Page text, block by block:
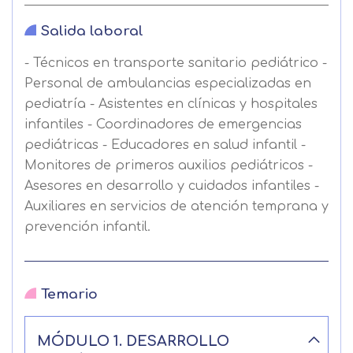
Salida laboral
- Técnicos en transporte sanitario pediátrico -
Personal de ambulancias especializadas en
pediatría - Asistentes en clínicas y hospitales
infantiles - Coordinadores de emergencias
pediátricas - Educadores en salud infantil -
Monitores de primeros auxilios pediátricos -
Asesores en desarrollo y cuidados infantiles -
Auxiliares en servicios de atención temprana y
prevención infantil.
Temario
MÓDULO 1. DESARROLLO
Solicitar
información
Nombre